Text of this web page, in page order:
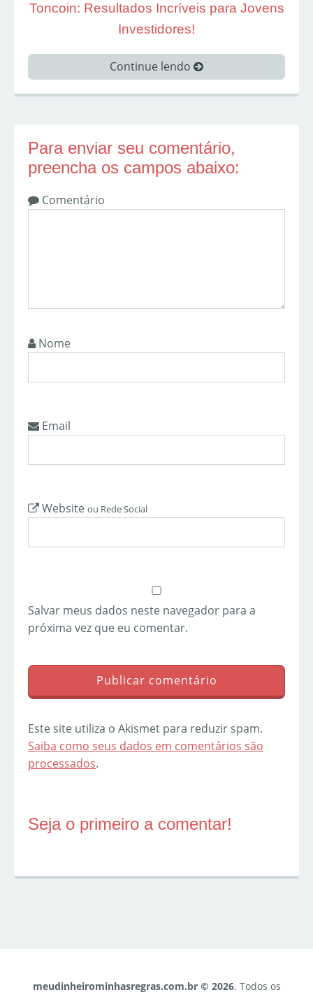
Toncoin: Resultados Incríveis para Jovens
Investidores!
Continue lendo
Para enviar seu comentário,
preencha os campos abaixo:
Comentário
Nome
Email
Website ou Rede Social
Salvar meus dados neste navegador para a
próxima vez que eu comentar.
Este site utiliza o Akismet para reduzir spam.
Saiba como seus dados em comentários são
processados.
Seja o primeiro a comentar!
meudinheirominhasregras.com.br © 2026. Todos os